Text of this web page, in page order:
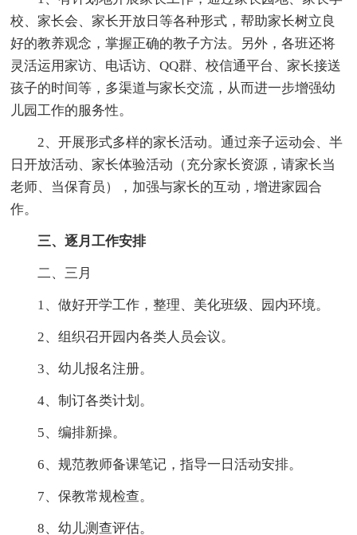
校、家长会、家长开放日等各种形式，帮助家长树立良
好的教养观念，掌握正确的教子方法。另外，各班还将
灵活运用家访、电话访、QQ群、校信通平台、家长接送
孩子的时间等，多渠道与家长交流，从而进一步增强幼
儿园工作的服务性。
2、开展形式多样的家长活动。通过亲子运动会、半
日开放活动、家长体验活动（充分家长资源，请家长当
老师、当保育员），加强与家长的互动，增进家园合
作。
三、逐月工作安排
二、三月
1、做好开学工作，整理、美化班级、园内环境。
2、组织召开园内各类人员会议。
3、幼儿报名注册。
4、制订各类计划。
5、编排新操。
6、规范教师备课笔记，指导一日活动安排。
7、保教常规检查。
8、幼儿测查评估。